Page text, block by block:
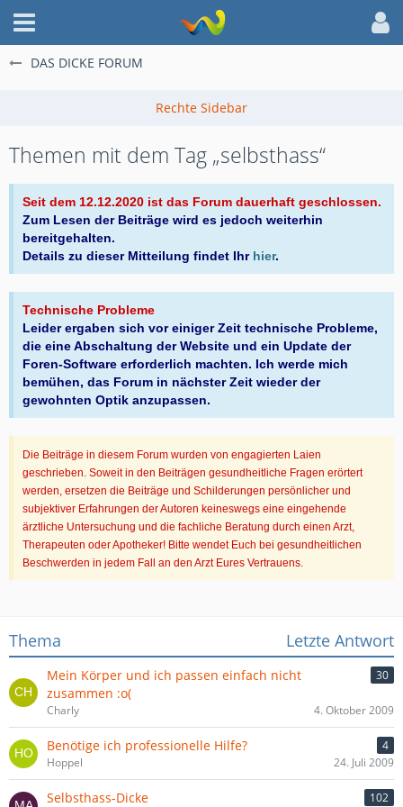
DAS DICKE FORUM
Themen mit dem Tag „selbsthass“
Seit dem 12.12.2020 ist das Forum dauerhaft geschlossen.
Zum Lesen der Beiträge wird es jedoch weiterhin
bereitgehalten.
Details zu dieser Mitteilung findet Ihr hier.
Technische Probleme
Leider ergaben sich vor einiger Zeit technische Probleme,
die eine Abschaltung der Website und ein Update der
Foren-Software erforderlich machten. Ich werde mich
bemühen, das Forum in nächster Zeit wieder der
gewohnten Optik anzupassen.
Die Beiträge in diesem Forum wurden von engagierten Laien
geschrieben. Soweit in den Beiträgen gesundheitliche Fragen erörtert
werden, ersetzen die Beiträge und Schilderungen persönlicher und
subjektiver Erfahrungen der Autoren keineswegs eine eingehende
ärztliche Untersuchung und die fachliche Beratung durch einen Arzt,
Therapeuten oder Apotheker! Bitte wendet Euch bei gesundheitlichen
Beschwerden in jedem Fall an den Arzt Eures Vertrauens.
Thema Letzte Antwort
Mein Körper und ich passen einfach nicht
zusammen :o(
30
Charly 4. Oktober 2009
Benötige ich professionelle Hilfe?
4
Hoppel
24. Juli 2009
Selbsthass-Dicke 102